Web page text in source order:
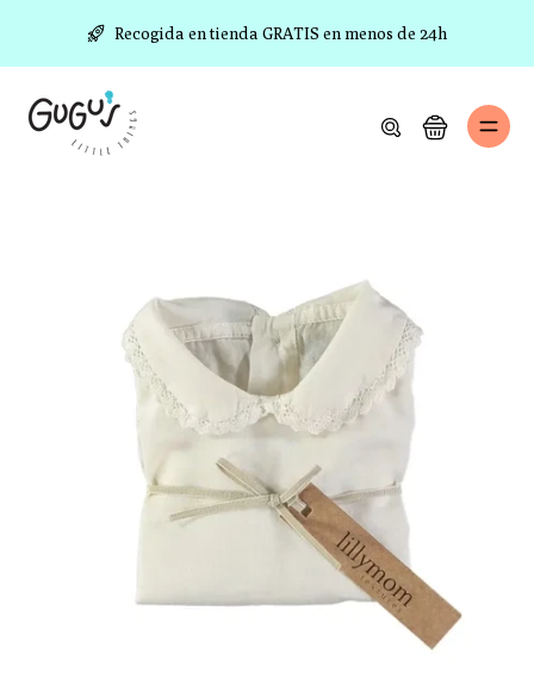
Recogida en tienda GRATIS en menos de 24h